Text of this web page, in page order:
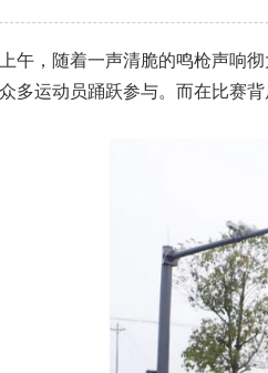
，随着一声清脆的鸣枪声响彻
多运动员踊跃参与。而在比赛